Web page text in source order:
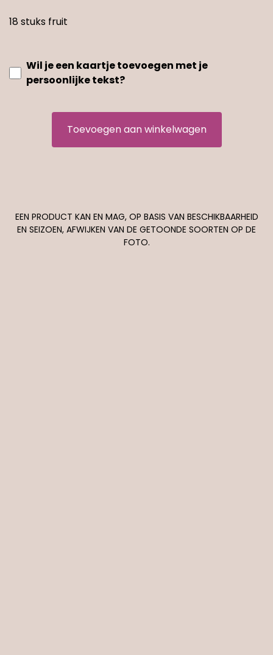
18 stuks fruit
Wil je een kaartje toevoegen met je
persoonlijke tekst?
Toevoegen aan winkelwagen
EEN PRODUCT KAN EN MAG, OP BASIS VAN BESCHIKBAARHEID
EN SEIZOEN, AFWIJKEN VAN DE GETOONDE SOORTEN OP DE
FOTO.